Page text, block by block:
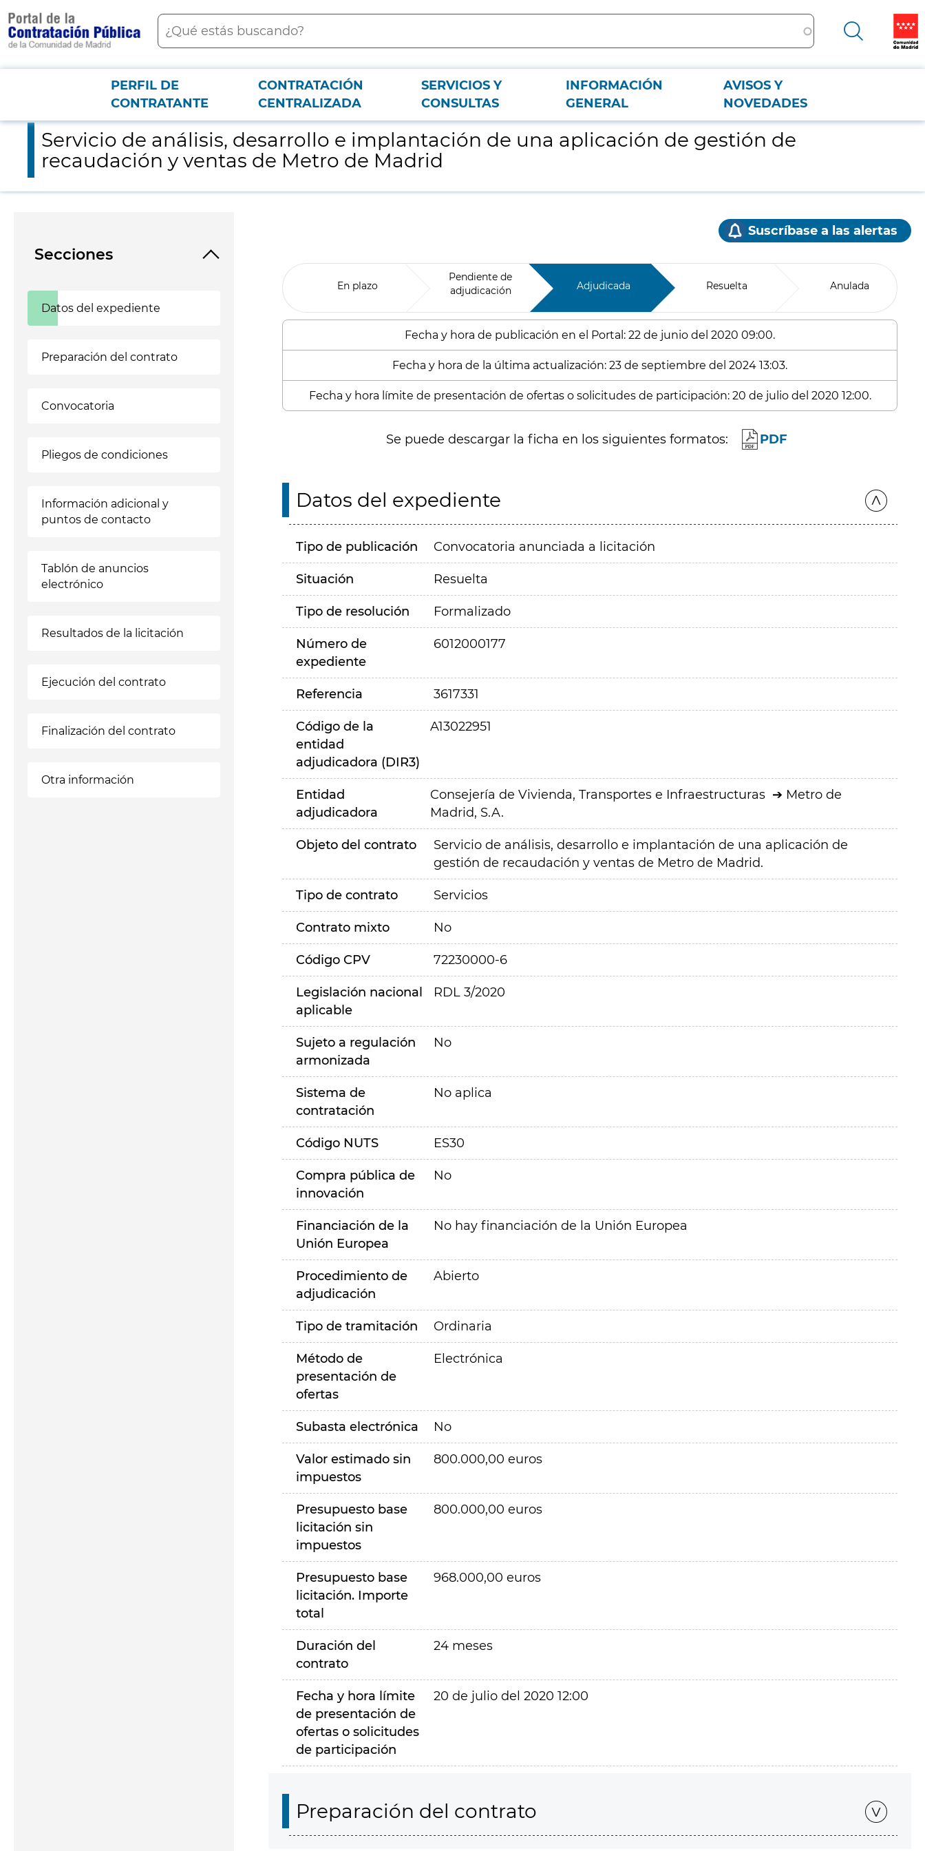
contenido
principal
Buscar
Menú PCON
PERFIL DE
CONTRATANTE
CONTRATACIÓN
CENTRALIZADA
SERVICIOS Y
CONSULTAS
INFORMACIÓN
GENERAL
AVISOS Y
NOVEDADES
Servicio de análisis, desarrollo e implantación de una aplicación de gestión de recaudación y ventas de Metro de Madrid
Servicio de análisis, desarrollo e implantación de una aplicación de gestión de
recaudación y ventas de Metro de Madrid
Secciones
Datos del expediente
Preparación del contrato
Convocatoria
Pliegos de condiciones
Información adicional y
puntos de contacto
Tablón de anuncios
electrónico
Resultados de la licitación
Ejecución del contrato
Finalización del contrato
Otra información
Suscríbase a las alertas
En plazo
Pendiente de
adjudicación
Adjudicada Resuelta Anulada
Fecha y hora de publicación en el Portal: 22 de junio del 2020 09:00.
Fecha y hora de la última actualización: 23 de septiembre del 2024 13:03.
Fecha y hora límite de presentación de ofertas o solicitudes de participación: 20 de julio del 2020 12:00.
Se puede descargar la ficha en los siguientes formatos: PDF
Datos del expediente
Tipo de publicación Convocatoria anunciada a licitación
Situación Resuelta
Tipo de resolución Formalizado
Número de
expediente
6012000177
Referencia 3617331
Código de la
entidad
adjudicadora (DIR3)
A13022951
Entidad
adjudicadora
Consejería de Vivienda, Transportes e Infraestructuras
Metro de
Madrid, S.A.
Objeto del contrato
Servicio de análisis, desarrollo e implantación de una aplicación de
gestión de recaudación y ventas de Metro de Madrid.
Tipo de contrato Servicios
Contrato mixto No
Código CPV 72230000-6
Legislación nacional
aplicable
RDL 3/2020
Sujeto a regulación
armonizada
No
Sistema de
contratación
No aplica
Código NUTS ES30
Compra pública de
innovación
No
Financiación de la
Unión Europea
No hay financiación de la Unión Europea
Procedimiento de
adjudicación
Abierto
Tipo de tramitación Ordinaria
Método de
presentación de
ofertas
Electrónica
Subasta electrónica No
Valor estimado sin
impuestos
800.000,00 euros
Presupuesto base
licitación sin
impuestos
800.000,00 euros
Presupuesto base
licitación. Importe
total
968.000,00 euros
Duración del
contrato
24 meses
Fecha y hora límite
de presentación de
ofertas o solicitudes
de participación
20 de julio del 2020 12:00
Preparación del contrato